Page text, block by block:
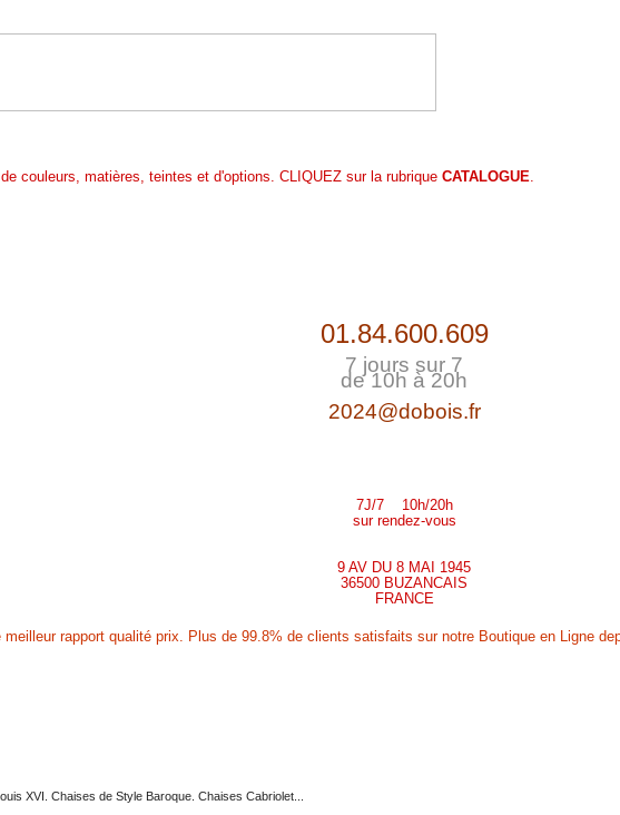
couleurs, matières, teintes et d'options. CLIQUEZ sur la rubrique CATALOGUE.
01.84.600.609
7 jours sur 7
de 10h à 20h
2024@dobois.fr
7J/7 10h/20h
sur rendez-vous
9 AV DU 8 MAI 1945
36500 BUZANCAIS
FRANCE
rapport qualité prix. Plus de 99.8% de clients satisfaits sur notre Boutique en Ligne
XVI. Chaises de Style Baroque. Chaises Cabriolet...